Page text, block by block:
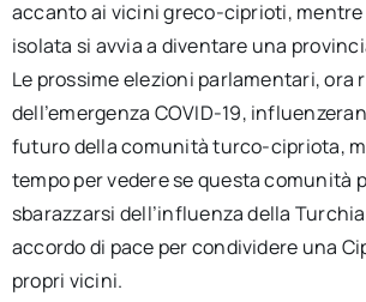
accanto ai vicini greco-ciprioti,
isolata si avvia a diventare una
Le prossime elezioni parlamentari, ora
dell’emergenza COVID-19,
futuro della comunità turco-cipriota,
tempo per vedere se questa comunità
sbarazzarsi dell’influenza della
accordo di pace per condividere una
propri vicini.